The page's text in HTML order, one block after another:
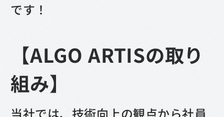
です！
【ALGO ARTISの取り
組み】
当社では、技術向上の観点から社員